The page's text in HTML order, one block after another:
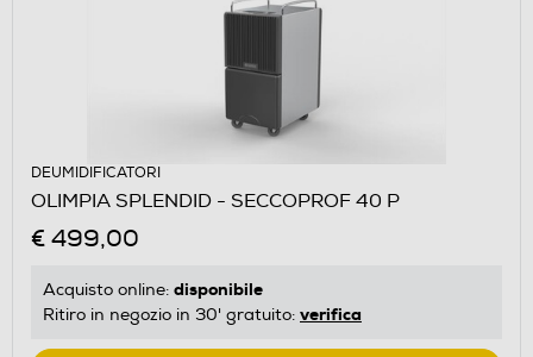
DEUMIDIFICATORI
OLIMPIA SPLENDID - SECCOPROF 40 P
€ 499,00
Acquisto online: disponibile
Ritiro in negozio in 30' gratuito: verifica